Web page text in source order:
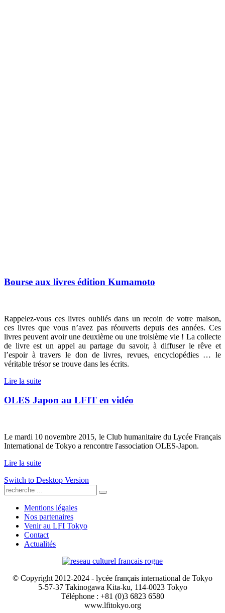
Bourse aux livres édition Kumamoto
Rappelez-vous ces livres oubliés dans un recoin de votre maison,
ces livres que vous n’avez pas réouverts depuis des années. Ces
livres peuvent avoir une deuxième ou une troisième vie ! La collecte
de livre est un appel au partage du savoir, à diffuser le rêve et
l’espoir à travers le don de livres, revues, encyclopédies … le
véritable trésor se trouve dans les écrits.
Lire la suite
OLES Japon au LFIT en vidéo
Le mardi 10 novembre 2015, le Club humanitaire du Lycée Français
International de Tokyo a rencontre l'association OLES-Japon.
Lire la suite
Switch to Desktop Version
Mentions légales
Nos partenaires
Venir au LFI Tokyo
Contact
Actualités
© Copyright 2012-2024 - lycée français international de Tokyo
5-57-37 Takinogawa Kita-ku, 114-0023 Tokyo
Téléphone : +81 (0)3 6823 6580
www.lfitokyo.org